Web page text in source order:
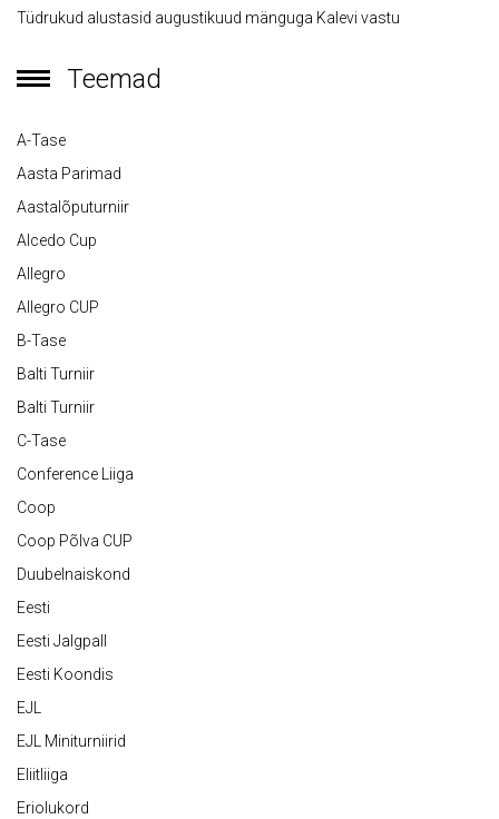
Tüdrukud alustasid augustikuud mänguga Kalevi vastu
Teemad
A-Tase
Aasta Parimad
Aastalõputurniir
Alcedo Cup
Allegro
Allegro CUP
B-Tase
Balti Turniir
Balti Turniir
C-Tase
Conference Liiga
Coop
Coop Põlva CUP
Duubelnaiskond
Eesti
Eesti Jalgpall
Eesti Koondis
EJL
EJL Miniturniirid
Eliitliiga
Eriolukord